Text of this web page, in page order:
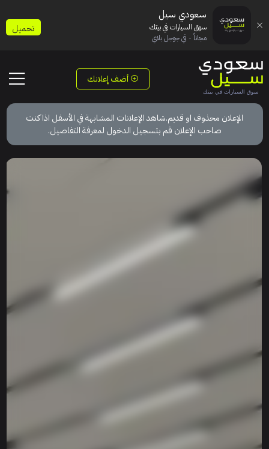
أضف إعلانك
الإعلان محذوف او قديم.شاهد الإعلانات المشابهة في الأسفل اذا كنت
صاحب الإعلان قم بتسجيل الدخول لمعرفة التفاصيل.
سعودي سيل
سوق السيارات في بيتك
مجاناً - في جوجل بلاي
تحميل